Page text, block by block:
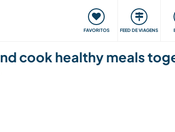
FAVORITOS FEED DE VIAGENS
Viaje e aprenda
cook healthy meals